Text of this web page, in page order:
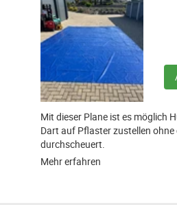
Mit dieser Plane ist es möglich
Dart auf Pflaster zustellen
durchscheuert.
Mehr erfahren